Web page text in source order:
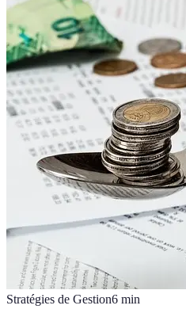
Stratégies de Gestion6 min